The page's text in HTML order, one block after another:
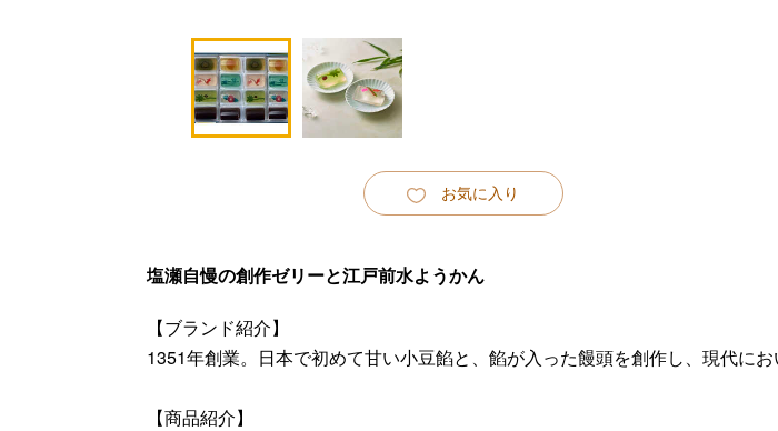
お気に入り
塩瀬自慢の創作ゼリーと江戸前水ようかん
【ブランド紹介】
1351年創業。日本で初めて甘い小豆餡と、餡が入った饅頭を創作し、現代に
【商品紹介】